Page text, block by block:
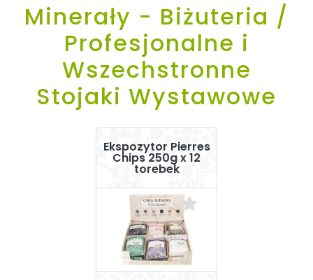
Minerały - Biżuteria /
Profesjonalne i
Wszechstronne
Stojaki Wystawowe
Ekspozytor Pierres
Chips 250g x 12
torebek